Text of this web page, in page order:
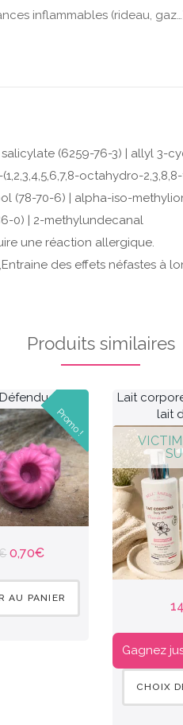
inflammables (rideau,
(6259-76-3) | allyl 3-
octahydro-
(78-70-6) | alpha-iso-
0) | 2-methylundecanal
une réaction allergique.
des effets néfastes à
Produits similaires
Promo !
0,70€
AU PANIER
Lait
lait
Gagnez
CHOIX